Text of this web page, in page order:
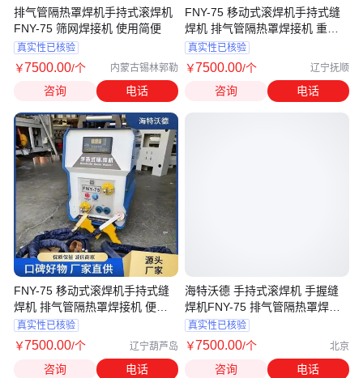
排气管隔热罩焊机手持式滚焊机
FNY-75 筛网焊接机 使用简便
真实性已核验
￥7500.00/个 内蒙古锡林郭勒
咨询 电话
FNY-75 移动式滚焊机手持式缝
焊机 排气管隔热罩焊接机 便携
性
真实性已核验
￥7500.00/个 辽宁葫芦岛
咨询 电话
FNY-75 移动式滚焊机手持式缝
焊机 排气管隔热罩焊接机 重量
轻
真实性已核验
￥7500.00/个 辽宁抚顺
咨询 电话
海特沃德 手持式滚焊机 手握缝
焊机FNY-75 排气管隔热罩焊接
机
真实性已核验
￥7500.00/个 北京
咨询 电话